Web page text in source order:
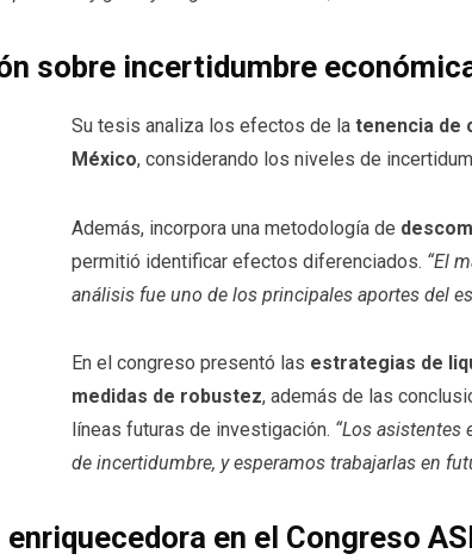
sobre incertidumbre
Su tesis analiza los efectos de la tenencia de
México, considerando los niveles de
Además, incorpora una metodología de
permitió identificar efectos diferenciados. “El
análisis fue uno de los principales aportes del
En el congreso presentó las estrategias de
medidas de robustez, además de las
líneas futuras de investigación. “Los asistentes
de incertidumbre, y esperamos trabajarlas en
en el Congreso